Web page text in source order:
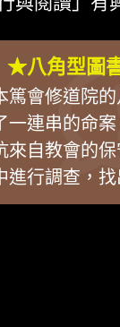
★八角型圖
篤會修道院
一連串的命
來自教會的
進行調查，找